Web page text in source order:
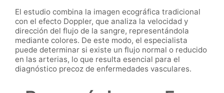
El estudio combina la imagen ecográfica tradicional
con el efecto Doppler, que analiza la velocidad y
dirección del flujo de la sangre, representándola
mediante colores. De este modo, el especialista
puede determinar si existe un flujo normal o reducido
en las arterias, lo que resulta esencial para el
diagnóstico precoz de enfermedades vasculares.